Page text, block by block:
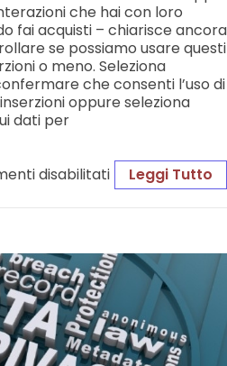
che hai con loro
fai acquisti – chiarisce ancora
se possiamo usare questi
o meno. Seleziona
che consenti l’uso di
oppure seleziona
dati per
disabilitati Leggi Tutto